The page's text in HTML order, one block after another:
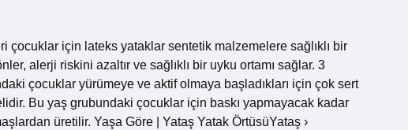
çocuklar için lateks yataklar sentetik malzemelere sağlıklı bir
alerji riskini azaltır ve sağlıklı bir uyku ortamı sağlar. 3
çocuklar yürümeye ve aktif olmaya başladıkları için çok sert
Bu yaş grubundaki çocuklar için baskı yapmayacak kadar
üretilir. Yaşa Göre | Yataş Yatak ÖrtüsüYataş ›